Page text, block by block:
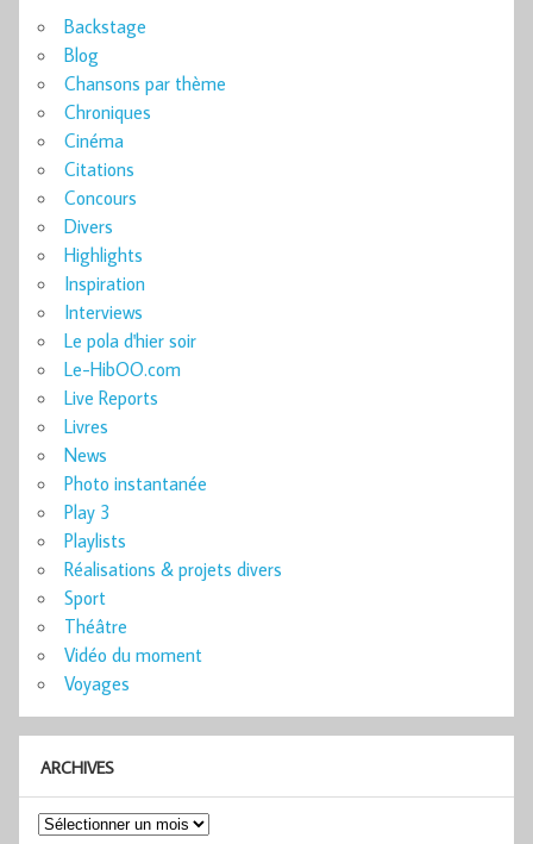
Backstage
Blog
Chansons par thème
Chroniques
Cinéma
Citations
Concours
Divers
Highlights
Inspiration
Interviews
Le pola d'hier soir
Le-HibOO.com
Live Reports
Livres
News
Photo instantanée
Play 3
Playlists
Réalisations & projets divers
Sport
Théâtre
Vidéo du moment
Voyages
ARCHIVES
Archives